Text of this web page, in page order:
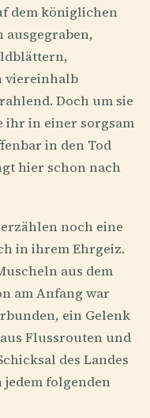
dem königlichen
ausgegraben,
viereinhalb
Doch um sie
ihr in einer sorgsam
in den Tod
hier schon nach
noch eine
in ihrem Ehrgeiz.
aus dem
am Anfang war
ein Gelenk
Flussrouten und
des Landes
jedem folgenden